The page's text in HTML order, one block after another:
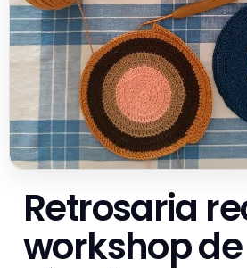
Retrosaria
workshop de